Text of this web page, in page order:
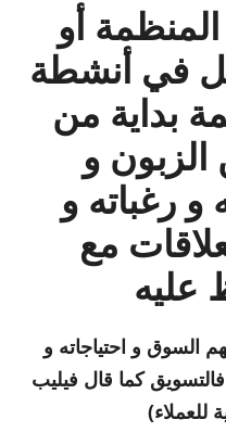
أو
في أنشطة
بداية من
و
و رغباته و
مع
السوق و احتياجاته و
كما قال فيليب